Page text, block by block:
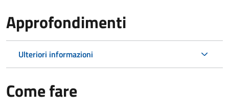
Approfondimenti
Ulteriori informazioni
Come fare